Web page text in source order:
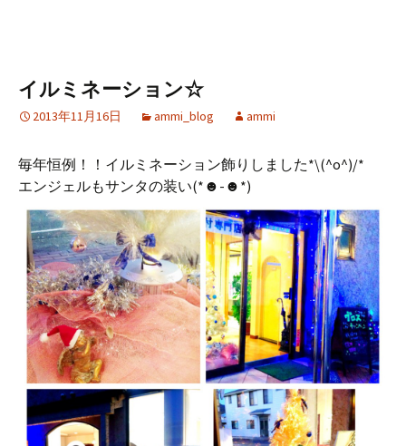
イルミネーション☆
2013年11月16日 ammi_blog ammi
毎年恒例！！イルミネーション飾りしました*\(^o^)/*
エンジェルもサンタの装い(*☻-☻*)